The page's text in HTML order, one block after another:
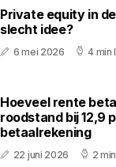
Private equity in
slecht idee?
6 mei 2026 4 min
Hoeveel rente
roodstand bij 12,9
betaalrekening
22 juni 2026 2